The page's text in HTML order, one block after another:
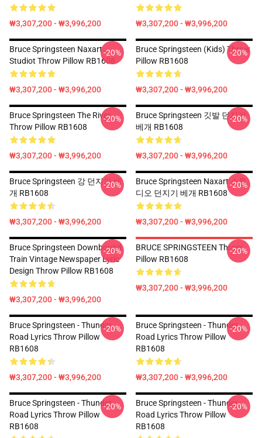
₩3,307,200 - ₩3,996,200 ₩3,307,200 - ₩3,996,200
Bruce Springsteen Naxart
Studiot Throw Pillow RB1608
₩3,307,200 - ₩3,996,200
-20%
Bruce Springsteen (kids) Throw
Pillow RB1608
₩3,307,200 - ₩3,996,200
-20%
Bruce Springsteen The River
Throw Pillow RB1608
₩3,307,200 - ₩3,996,200
-20%
Bruce Springsteen 깃발 던지기
베개 RB1608
₩3,307,200 - ₩3,996,200
-20%
Bruce Springsteen 강 던지기 베
개 RB1608
₩3,307,200 - ₩3,996,200
-20%
Bruce Springsteen Naxart 스튜
디오 던지기 베개 RB1608
₩3,307,200 - ₩3,996,200
-20%
Bruce Springsteen Downbound
Train Vintage Newspaper Lyric
Design Throw Pillow RB1608
₩3,307,200 - ₩3,996,200
-20%
BRUCE SPRINGSTEEN Throw
Pillow RB1608
₩3,307,200 - ₩3,996,200
-20%
Bruce Springsteen - Thunder
Road Lyrics Throw Pillow
RB1608
₩3,307,200 - ₩3,996,200
-20%
Bruce Springsteen - Thunder
Road Lyrics Throw Pillow
RB1608
₩3,307,200 - ₩3,996,200
-20%
Bruce Springsteen - Thunder
Road Lyrics Throw Pillow
RB1608
-20%
Bruce Springsteen - Thunder
Road Lyrics Throw Pillow
RB1608
-20%